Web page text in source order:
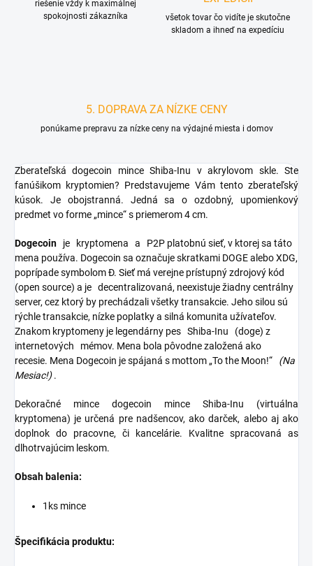
riešenie vždy k maximálnej
spokojnosti zákazníka
všetok tovar čo vidíte je skutočne
skladom a ihneď na expedíciu
5. DOPRAVA ZA NÍZKE CENY
ponúkame prepravu za nízke ceny na výdajné miesta i domov
Zberateľská dogecoin mince Shiba-Inu v akrylovom skle. Ste
fanúšikom kryptomien? Predstavujeme Vám tento zberateľský
kúsok. Je obojstranná. Jedná sa o ozdobný, upomienkový
predmet vo forme „mince“ s priemerom 4 cm.
Dogecoin je kryptomena a
P2P platobnú sieť, v ktorej sa táto
mena používa. Dogecoin sa označuje skratkami DOGE alebo XDG,
poprípade symbolom Ð. Sieť má verejne prístupný zdrojový kód
(open source) a je decentralizovaná, neexistuje žiadny centrálny
server, cez ktorý by prechádzali všetky transakcie. Jeho silou sú
rýchle transakcie, nízke poplatky a silná komunita užívateľov.
Znakom kryptomeny je legendárny pes Shiba-Inu
(doge) z
internetových
mémov. Mena bola pôvodne založená ako
recesie. Mena Dogecoin je spájaná s mottom „To the Moon!“
(Na
Mesiac!).
Dekoračné mince dogecoin mince Shiba-Inu (virtuálna
kryptomena) je určená pre nadšencov, ako darček, alebo aj ako
doplnok do pracovne, či kancelárie. Kvalitne spracovaná as
dlhotrvajúcim leskom.
Obsah balenia:
1ks mince
Špecifikácia produktu: